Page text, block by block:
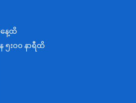
ေါင်းဆောင်ရွက်ရေးဝန်ကြီးဌာန
ာန
ေးမှုဝန်ကြီးဌာန
းနှင့်ဆည်မြောင်းဝန်ကြီးဌာန
ရေးဝန်ကြီးဌာန
နေ့ထိ
၅းဝ၀ နာရီထိ